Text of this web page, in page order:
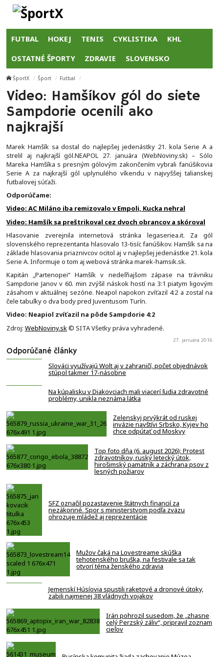
FUTBAL HOKEJ TENIS CYKLISTIKA KHL
OSTATNÉ ŠPORTY ZDRAVIE SLOVENSKO
ŠportX Šport Futbal
Video: Hamšíkov gól do siete
Sampdorie ocenili ako
najkrajší
Marek Hamšík sa dostal do najlepšej jedenástky 21. kola Serie A a
strelil aj najkrajší gól.NEAPOL 27. januára (WebNoviny.sk) – Sólo
Mareka Hamšíka s presným gólovým zakončením vybrali fanúšikovia
Serie A za najkrajší gól uplynulého víkendu v najvyššej talianskej
futbalovej súťaži.
Odporúčame:
Video: AC Miláno iba remizovalo v Empoli, Kucka nehral
Video: Hamšík sa preštrikoval cez dvoch obrancov a skóroval
Hlasovanie zverejnila internetová stránka legaseriea.it. Za gól
slovenského reprezentanta hlasovalo 13-tisíc fanúšikov. Hamšík sa na
základe hlasovania priaznivcov ocitol aj v najlepšej jedenástke 21. kola
Serie A. Informuje o tom aj webová stránka marek-hamsik.sk.
Kapitán „Partenopei“ Hamšík v nedeľňajšom zápase na trávniku
Sampdorie Janov v 60. min zvýšil náskok hostí na 3:1 piatym ligovým
zásahom v aktuálnej sezóne. Neapol napokon zvíťazil 4:2 a zostal na
čele tabuľky o dva body pred Juventusom Turín.
Video: Neapiol zvíťazil na pôde Sampdorie 4:2
Zdroj: WebNoviny.sk© SITA Všetky práva vyhradené.
27. januára 2016
Odporúčané články
Slováci využívajú Wolt aj v zahraničí, počet objednávok
stúpol takmer 17-násobne
Na kúpalisku v Diakovciach mali viacerí ľudia zdravotné
problémy, unikla neznáma látka
Zelenskyj prvýkrát od ruskej
invázie navštívi Srbsko, Kyjev ho
chce odpútať od Moskvy
Top foto dňa (6. august 2026): Protest
zdravotníkov, ruský letecký útok,
hirošimský pamätník a záchrana psov z
lesných požiarov
SFZ označil pozastavenie štátnych financií za
nezákonné. Spor s ministerstvom podľa zväzu
ohrozuje mládež aj reprezentácie
Mužov čaká na Lovestreame skúška
tehotenského bruška, na festivale sa tak
otvorí téma ženského zdravia
Jemenskí Húsíovia spustili raketové a dronové útoky,
zabili najmenej 38 vládnych vojakov
Irán pohrozil susedom, že „zhasne
celý Perzský záliv“, pripravil zoznam
cieľov